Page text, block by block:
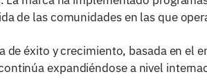
de las comunidades en las que
de éxito y crecimiento, basada en el
expandiéndose a nivel